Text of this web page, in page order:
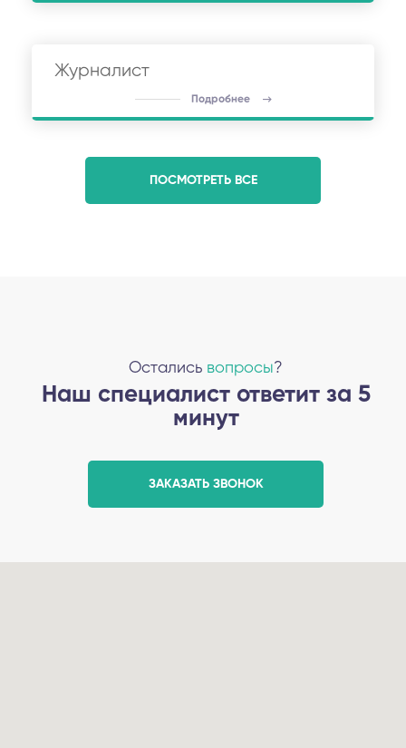
Журналист
Подробнее
ПОСМОТРЕТЬ ВСЕ
Остались вопросы?
Наш специалист ответит за 5
минут
ЗАКАЗАТЬ ЗВОНОК